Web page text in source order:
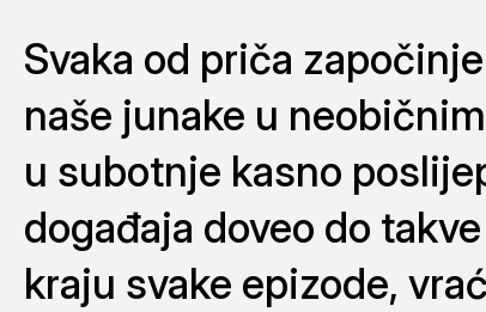
Svaka od priča
naše junake u
u subotnje kasno
događaja doveo do
kraju svake epizode,